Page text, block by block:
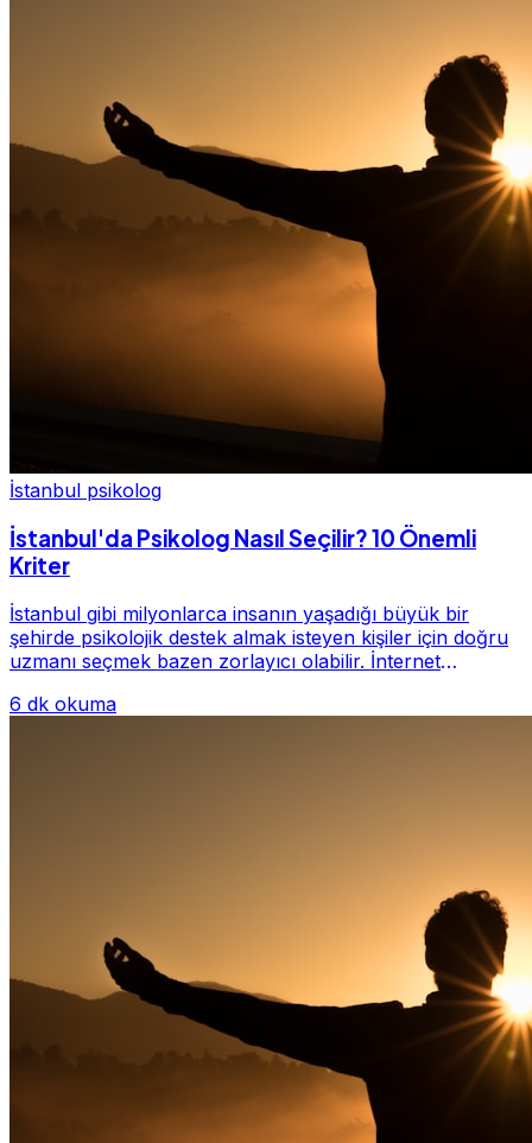
İstanbul psikolog
İstanbul'da Psikolog Nasıl Seçilir? 10 Önemli
Kriter
İstanbul gibi milyonlarca insanın yaşadığı büyük bir
şehirde psikolojik destek almak isteyen kişiler için doğru
uzmanı seçmek bazen zorlayıcı olabilir. İnternet
6 dk okuma